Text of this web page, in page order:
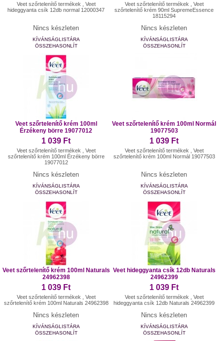
Veet szőrtelenítő termékek , Veet
hideggyanta csík 12db normal 12000347
Nincs készleten
KÍVÁNSÁGLISTÁRA
ÖSSZEHASONLÍT
Veet szőrtelenítő termékek , Veet
szőrtelenítő krém 90ml SupremeEssence
18115294
Nincs készleten
KÍVÁNSÁGLISTÁRA
ÖSSZEHASONLÍT
Veet szőrtelenítő krém 100ml
Érzékeny börre 19077012
1 039 Ft
Veet szőrtelenítő termékek , Veet
szőrtelenítő krém 100ml Érzékeny börre
19077012
Nincs készleten
KÍVÁNSÁGLISTÁRA
ÖSSZEHASONLÍT
Veet szőrtelenítő krém 100ml Normál
19077503
1 039 Ft
Veet szőrtelenítő termékek , Veet
szőrtelenítő krém 100ml Normál 19077503
Nincs készleten
KÍVÁNSÁGLISTÁRA
ÖSSZEHASONLÍT
Veet szőrtelenítő krém 100ml Naturals
24962398
1 039 Ft
Veet szőrtelenítő termékek , Veet
szőrtelenítő krém 100ml Naturals 24962398
Nincs készleten
KÍVÁNSÁGLISTÁRA
ÖSSZEHASONLÍT
Veet hideggyanta csík 12db Naturals
24962399
1 039 Ft
Veet szőrtelenítő termékek , Veet
hideggyanta csík 12db Naturals 24962399
Nincs készleten
KÍVÁNSÁGLISTÁRA
ÖSSZEHASONLÍT